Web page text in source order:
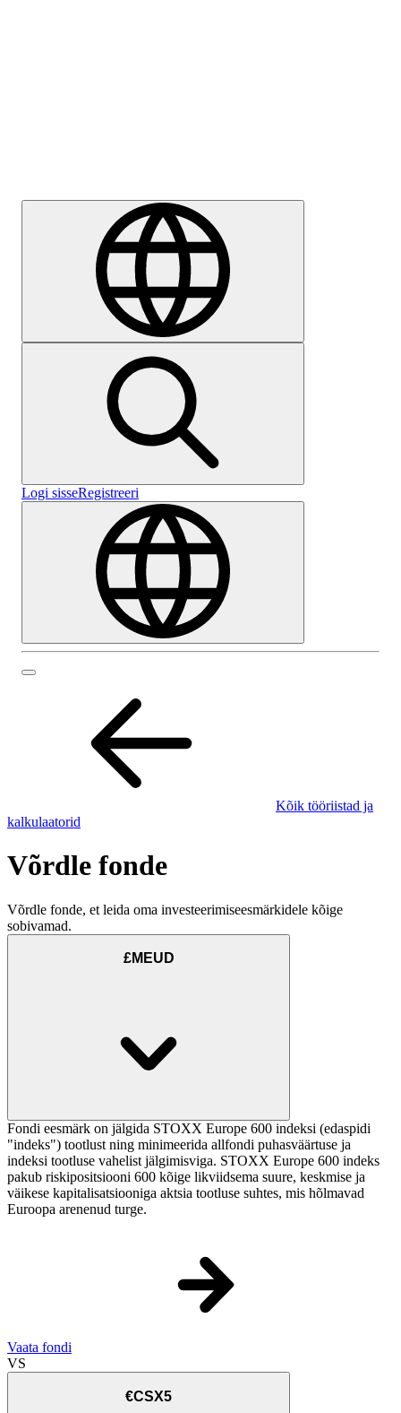
Logi sisseRegistreeri
Kõik tööriistad ja
kalkulaatorid
Võrdle fonde
Võrdle fonde, et leida oma investeerimiseesmärkidele kõige
sobivamad.
£MEUD
Fondi eesmärk on jälgida STOXX Europe 600 indeksi (edaspidi
"indeks") tootlust ning minimeerida allfondi puhasväärtuse ja
indeksi tootluse vahelist jälgimisviga. STOXX Europe 600 indeks
pakub riskipositsiooni 600 kõige likviidsema suure, keskmise ja
väikese kapitalisatsiooniga aktsia tootluse suhtes, mis hõlmavad
Euroopa arenenud turge.
Vaata fondi
VS
€CSX5